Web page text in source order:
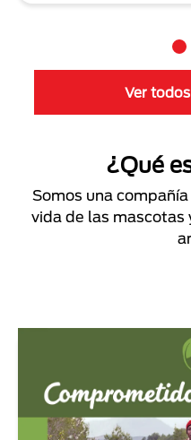
Ver
¿Qué
Somos una
vida de las mascotas